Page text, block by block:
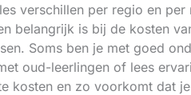
verschillen per regio en
belangrijk is bij de kosten
Soms ben je met goed
oud-leerlingen of lees
kosten en zo voorkomt dat